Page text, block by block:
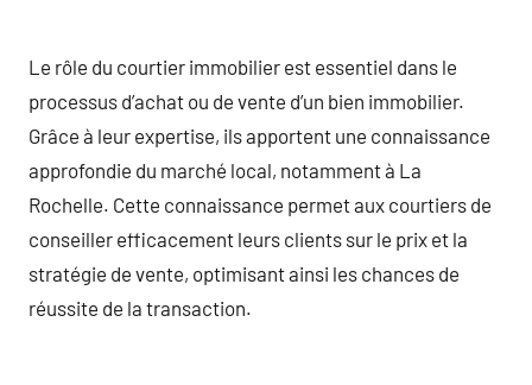
Le rôle du courtier immobilier est essentiel dans le
processus d’achat ou de vente d’un bien immobilier.
Grâce à leur expertise, ils apportent une connaissance
approfondie du marché local, notamment à La
Rochelle. Cette connaissance permet aux courtiers de
conseiller efficacement leurs clients sur le prix et la
stratégie de vente, optimisant ainsi les chances de
réussite de la transaction.